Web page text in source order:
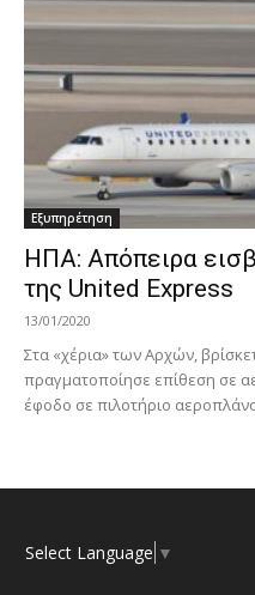
Εξυπηρέτηση
ΗΠΑ: Απόπειρα
της United Express
13/01/2020
Στα «χέρια» των Αρχών,
πραγματοποίησε επίθεση σε
έφοδο σε πιλοτήριο
Select Language ▼